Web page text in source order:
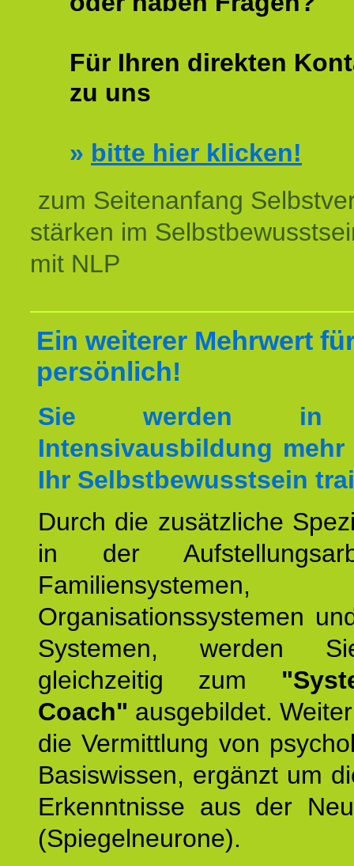
Für Ihren direkten
zu uns
» bitte hier klicken!
zum Seitenanfang
stärken im
mit NLP
Ein weiterer Mehrwert
persönlich!
Sie werden in
Intensivausbildung
Ihr Selbstbewusstsein
Durch die zusätzliche
in der
Familiensystemen,
Organisationssystemen
Systemen, werden
gleichzeitig zum
Coach" ausgebildet.
die Vermittlung von
Basiswissen, ergänzt um
Erkenntnisse aus der
(Spiegelneurone).